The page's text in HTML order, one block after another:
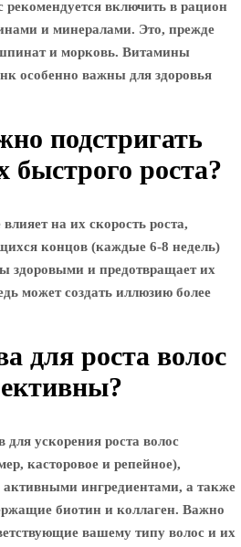
рекомендуется включить в рацион
и минералами. Это, прежде
и морковь. Витамины
особенно важны для здоровья
подстригать
быстрого роста?
на их скорость роста,
концов (каждые 6-8 недель)
здоровыми и предотвращает их
может создать иллюзию более
для роста волос
ускорения роста волос
касторовое и репейное),
ингредиентами, а также
биотин и коллаген. Важно
вашему типу волос и их